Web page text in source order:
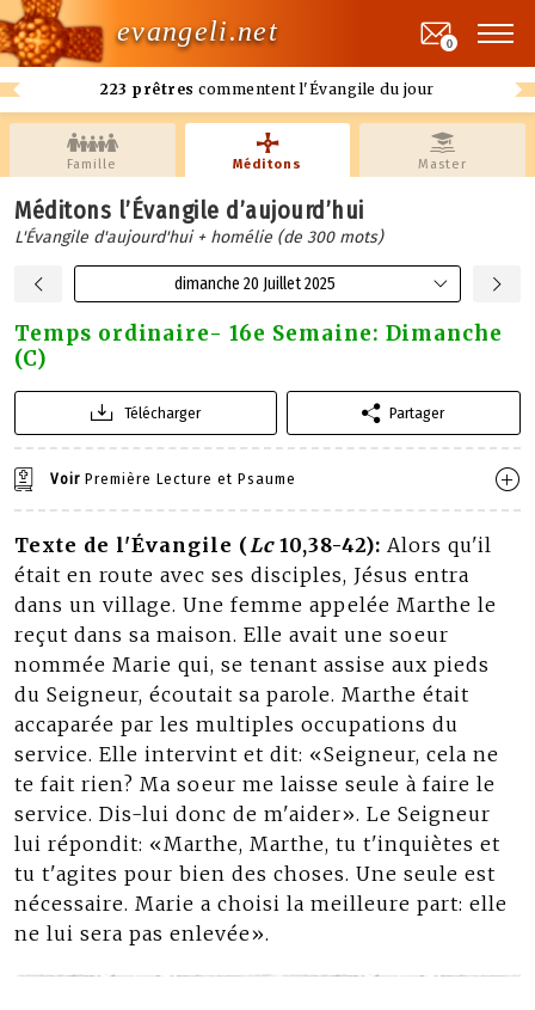
evangeli.net
223 prêtres commentent l'Évangile du jour
0
Famille Méditons Master
Méditons l’Évangile d’aujourd’hui
L'Évangile d'aujourd'hui + homélie (de 300 mots)
dimanche 20 Juillet 2025
Temps ordinaire- 16e Semaine: Dimanche
(C)
Télécharger Partager
Voir Première Lecture et Psaume
Texte de l'Évangile (Lc10,38-42): Alors qu'il
était en route avec ses disciples, Jésus entra
dans un village. Une femme appelée Marthe le
reçut dans sa maison. Elle avait une soeur
nommée Marie qui, se tenant assise aux pieds
du Seigneur, écoutait sa parole. Marthe était
accaparée par les multiples occupations du
service. Elle intervint et dit: «Seigneur, cela ne
te fait rien? Ma soeur me laisse seule à faire le
service. Dis-lui donc de m'aider». Le Seigneur
lui répondit: «Marthe, Marthe, tu t'inquiètes et
tu t'agites pour bien des choses. Une seule est
nécessaire. Marie a choisi la meilleure part: elle
ne lui sera pas enlevée».